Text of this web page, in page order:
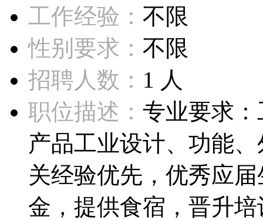
工作经验： 不限
性别要求： 不限
招聘人数： 1 人
职位描述： 专业要求
产品工业设计、功能
关经验优先，优秀应
金，提供食宿，晋升